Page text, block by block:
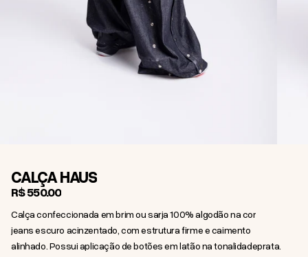
CALÇA HAUS
R$ 550,00
Calça confeccionada em brim ou sarja 100% algodão na cor
jeans escuro acinzentado, com estrutura firme e caimento
alinhado. Possui aplicação de botões em latão na tonalidadeprata.